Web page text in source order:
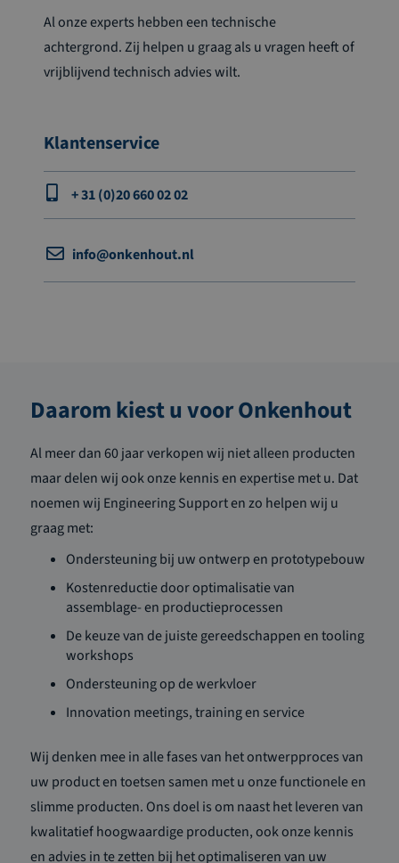
Al onze experts hebben een technische
achtergrond. Zij helpen u graag als u vragen heeft of
vrijblijvend technisch advies wilt.
Klantenservice
+ 31 (0)20 660 02 02
info@onkenhout.nl
Daarom kiest u voor Onkenhout
Al meer dan 60 jaar verkopen wij niet alleen producten
maar delen wij ook onze kennis en expertise met u. Dat
noemen wij Engineering Support en zo helpen wij u
graag met:
Ondersteuning bij uw ontwerp en prototypebouw
Kostenreductie door optimalisatie van
assemblage- en productieprocessen
De keuze van de juiste gereedschappen en tooling
workshops
Ondersteuning op de werkvloer
Innovation meetings, training en service
Wij denken mee in alle fases van het ontwerpproces van
uw product en toetsen samen met u onze functionele en
slimme producten. Ons doel is om naast het leveren van
kwalitatief hoogwaardige producten, ook onze kennis
en advies in te zetten bij het optimaliseren van uw